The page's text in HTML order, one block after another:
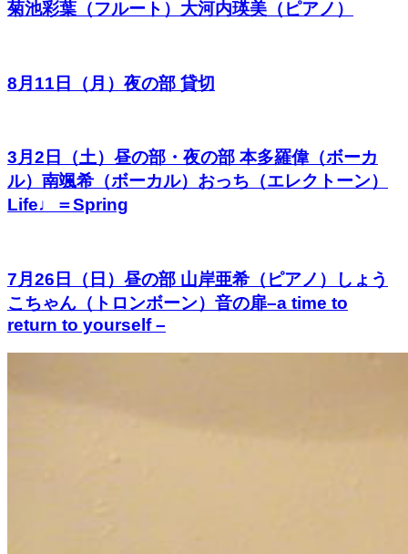
菊池彩葉（フルート）大河内瑛美（ピアノ）
8月11日（月）夜の部 貸切
3月2日（土）昼の部・夜の部 本多羅偉（ボーカ
ル）南颯希（ボーカル）おっち（エレクトーン）
Life♩＝Spring
7月26日（日）昼の部 山岸亜希（ピアノ）しょう
こちゃん（トロンボーン）音の扉–a time to
return to yourself –